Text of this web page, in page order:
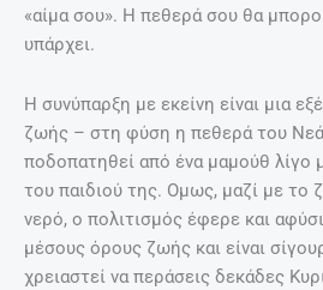
«αίμα σου». Η πεθερά σου θα
υπάρχει.
Η συνύπαρξη με εκείνη είναι μια
ζωής – στη φύση η πεθερά του
ποδοπατηθεί από ένα μαμούθ λίγο
του παιδιού της. Ομως, μαζί με το
νερό, ο πολιτισμός έφερε και
μέσους όρους ζωής και είναι
χρειαστεί να περάσεις δεκάδες